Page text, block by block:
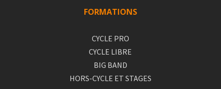
FORMATIONS
CYCLE PRO
CYCLE LIBRE
BIG BAND
HORS-CYCLE ET STAGES